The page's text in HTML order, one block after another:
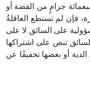
جرامٍ من الفضة أو
فإن لم تستطع العاقلةُ
على السائق لا على
تنص على اشتراكها
أو بعضها تخفيفًا عن